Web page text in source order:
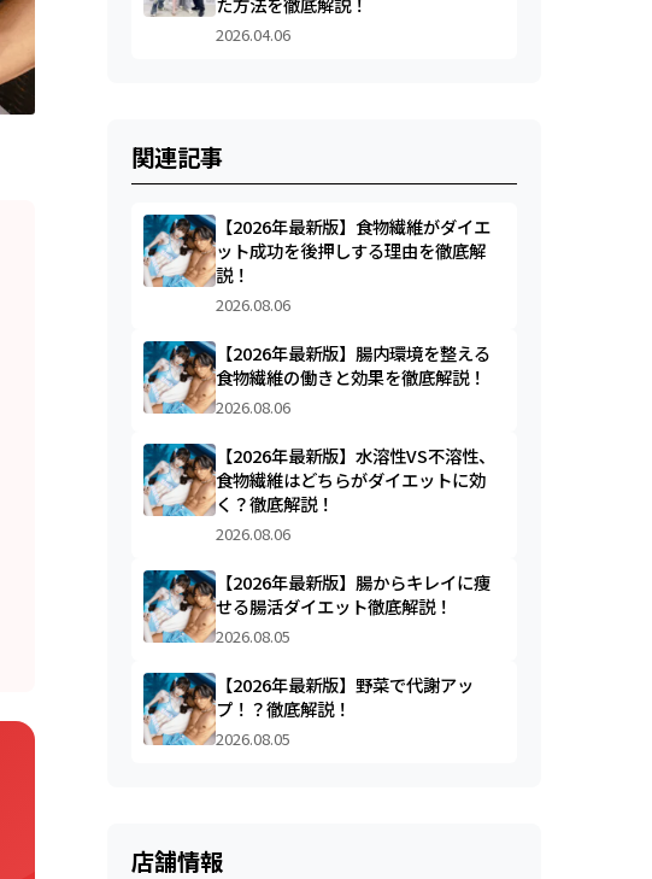
2026.04.06
関連記事
【2026年最新版】食物繊維がダイエ
ット成功を後押しする理由を徹底解
説！
2026.08.06
【2026年最新版】腸内環境を整える
食物繊維の働きと効果を徹底解説！
2026.08.06
【2026年最新版】水溶性VS不溶性、
食物繊維はどちらがダイエットに効
く？徹底解説！
2026.08.06
【2026年最新版】腸からキレイに痩
せる腸活ダイエット徹底解説！
2026.08.05
【2026年最新版】野菜で代謝アッ
プ！？徹底解説！
2026.08.05
店舗情報